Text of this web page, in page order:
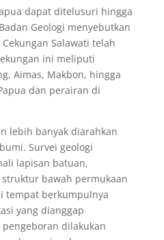
dapat ditelusuri hingga
Geologi menyebutkan
Salawati telah
ini meliputi
Aimas, Makbon, hingga
dan perairan di
lebih banyak diarahkan
Survei geologi
lapisan batuan,
bawah permukaan
tempat berkumpulnya
yang dianggap
dilakukan